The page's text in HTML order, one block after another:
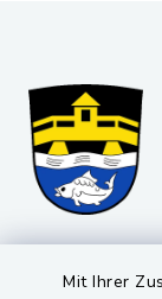
Mit Ihrer
Markt